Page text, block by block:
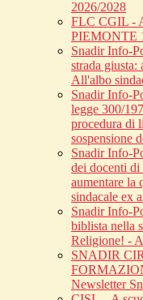
2026/2028
FLC CGIL -
PIEMONTE
Snadir Info-
strada giusta:
All'albo
Snadir Info-
legge 300/
procedura di
sospensione
Snadir Info-
dei docenti di
aumentare la
sindacale ex
Snadir Info-
biblista nella
Religione! -
SNADIR
Newsletter